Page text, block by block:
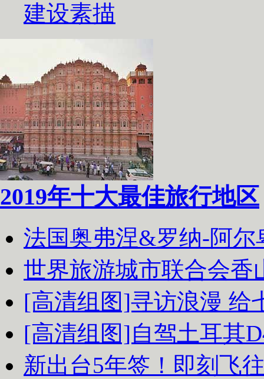
建设素描
2019年十大最佳旅行地区
法国奥弗涅&罗纳-阿
世界旅游城市联合会香
[高清组图]寻访浪漫 给
[高清组图]自驾土耳其
新出台5年签！即刻飞